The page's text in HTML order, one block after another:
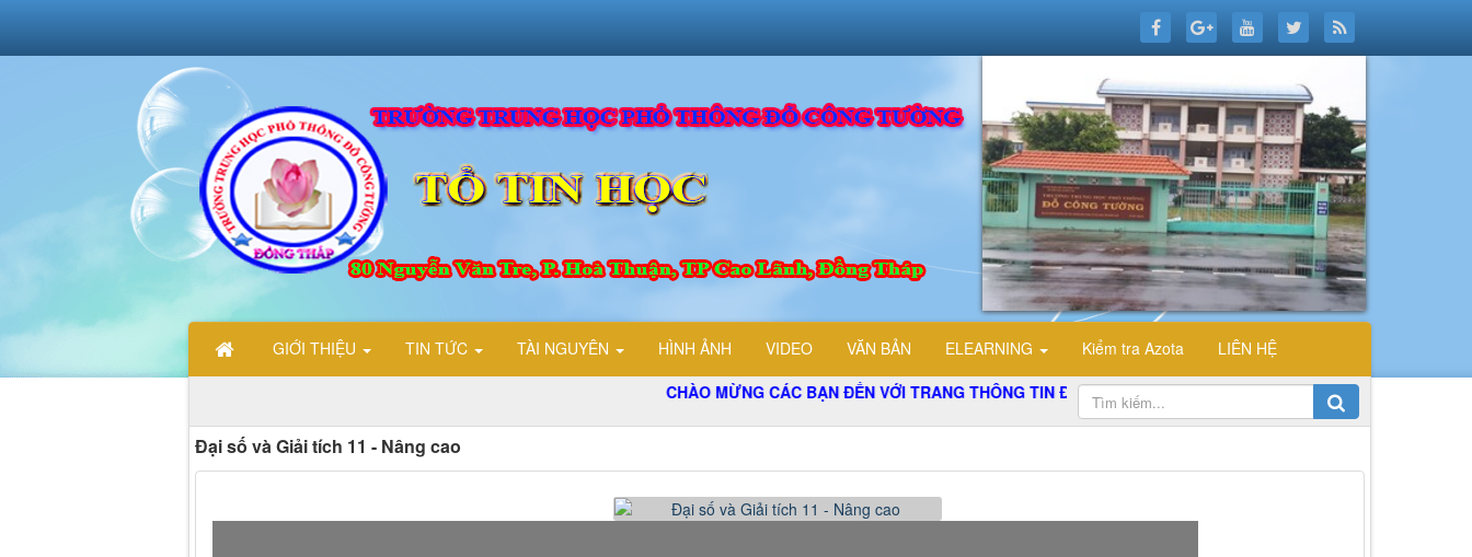
GIỚI THIỆU TIN TỨC TÀI NGUYÊN HÌNH ẢNH VIDEO VĂN BẢN ELEARNING Kiểm tra Azota
LIÊN HỆ
CHÀO MỪNG CÁC BẠN ĐẾN VỚI TRANG THÔNG TIN ĐIỆN TỬ TỔ TIN HỌC TRƯỜNG THPT ĐỖ CÔNG TƯỜNG
Đại số và Giải tích 11 - Nâng cao